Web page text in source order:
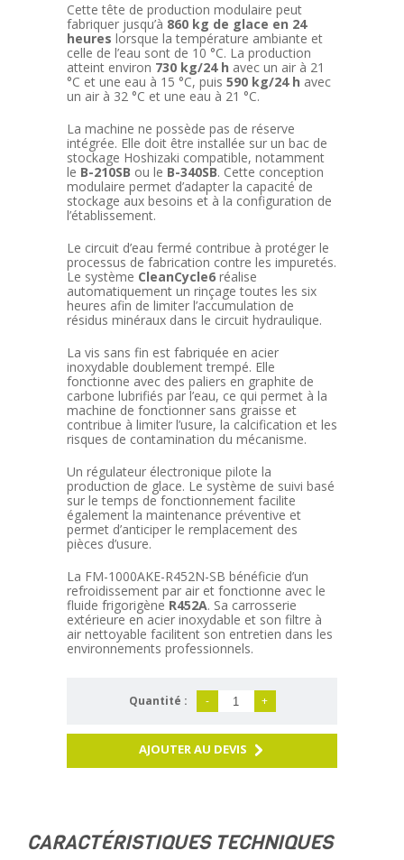
Cette tête de production modulaire peut
fabriquer jusqu’à 860 kg de glace en 24
heures lorsque la température ambiante et
celle de l’eau sont de 10 °C. La production
atteint environ 730 kg/24 h avec un air à 21
°C et une eau à 15 °C, puis 590 kg/24 h avec
un air à 32 °C et une eau à 21 °C.
La machine ne possède pas de réserve
intégrée. Elle doit être installée sur un bac de
stockage Hoshizaki compatible, notamment
le B-210SB ou le B-340SB. Cette conception
modulaire permet d’adapter la capacité de
stockage aux besoins et à la configuration de
l’établissement.
Le circuit d’eau fermé contribue à protéger le
processus de fabrication contre les impuretés.
Le système CleanCycle6 réalise
automatiquement un rinçage toutes les six
heures afin de limiter l’accumulation de
résidus minéraux dans le circuit hydraulique.
La vis sans fin est fabriquée en acier
inoxydable doublement trempé. Elle
fonctionne avec des paliers en graphite de
carbone lubrifiés par l’eau, ce qui permet à la
machine de fonctionner sans graisse et
contribue à limiter l’usure, la calcification et les
risques de contamination du mécanisme.
Un régulateur électronique pilote la
production de glace. Le système de suivi basé
sur le temps de fonctionnement facilite
également la maintenance préventive et
permet d’anticiper le remplacement des
pièces d’usure.
La FM-1000AKE-R452N-SB bénéficie d’un
refroidissement par air et fonctionne avec le
fluide frigorigène R452A. Sa carrosserie
extérieure en acier inoxydable et son filtre à
air nettoyable facilitent son entretien dans les
environnements professionnels.
Quantité : - +
AJOUTER AU DEVIS
CARACTÉRISTIQUES TECHNIQUES